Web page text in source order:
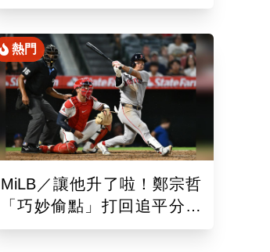
遭觸身球「引爆大場面」
熱門
MiLB／讓他升了啦！鄭宗哲
「巧妙偷點」打回追平分助
隊以10比4大勝